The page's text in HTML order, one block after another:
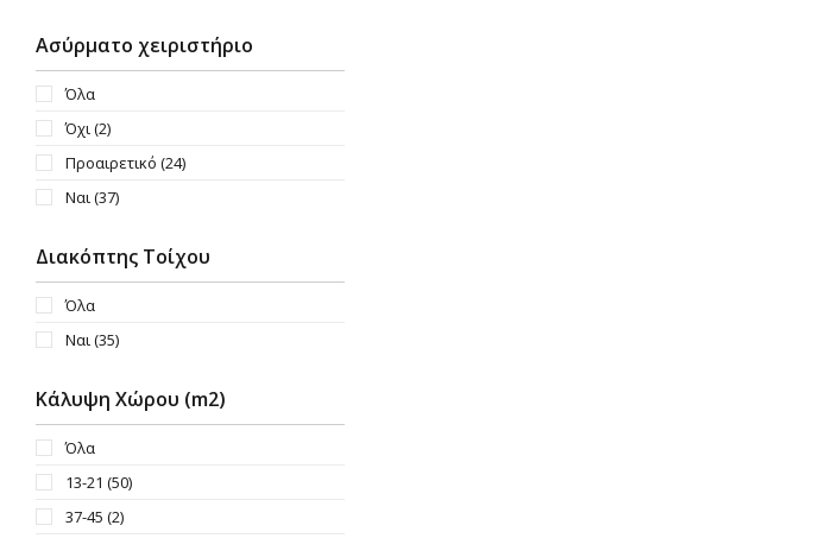
Ασύρματο χειριστήριο
Όλα
Όχι(2)
Προαιρετικό (24)
Ναι(37)
Διακόπτης Τοίχου
Όλα
Ναι(35)
Κάλυψη Χώρου (m2)
Όλα
13-21 (50)
37-45 (2)